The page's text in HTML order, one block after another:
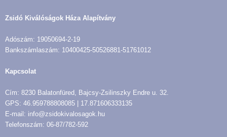
Zsidó Kiválóságok Háza Alapítvány
Adószám: 19050694-2-19
Bankszámlaszám: 10400425-50526881-51761012
Kapcsolat
Cím: 8230 Balatonfüred, Bajcsy-Zsilinszky Endre u. 32.
GPS: 46.959788808085 | 17.871606333135
E-mail: info@zsidokivalosagok.hu
Telefonszám: 06-87/782-592